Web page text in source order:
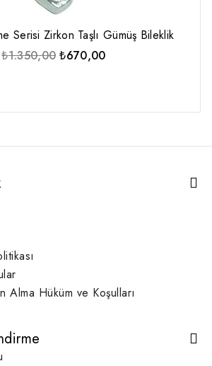
Serisi Zirkon Taşlı Gümüş Bileklik
₺1.350,00 Orijinal
₺670,00Şu
Alma Hüküm ve Koşulları